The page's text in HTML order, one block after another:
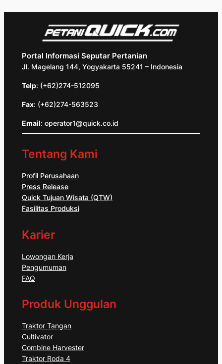
Portal Informasi Seputar Pertanian
Jl. Magelang 144, Yogyakarta 55241 – Indonesia
Telp: (+62)274-512095
Fax: (+62)274-563523
Email: operator1@quick.co.id
Tentang Kami
Profil Perusahaan
Press Release
Quick Tujuan Wisata (QTW)
Fasilitas Produksi
Karier
Lowongan Kerja
Pengumuman
FAQ
Produk Unggulan
Traktor Tangan
Cultivator
Combine Harvester
Traktor Roda 4